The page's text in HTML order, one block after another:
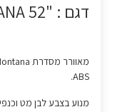
דגם : "52 MONTANA
ABS.
מנוע בצבע לבן מט